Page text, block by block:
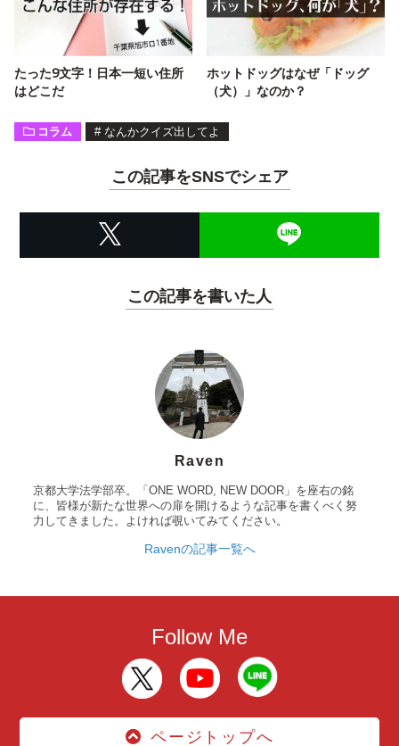
たった9文字！日本一短い住所
はどこだ
ホットドッグはなぜ「ドッグ
（犬）」なのか？
コラム # なんかクイズ出してよ
この記事をSNSでシェア
この記事を書いた人
Raven
京都大学法学部卒。「ONE WORD, NEW DOOR」を座右の銘
に、皆様が新たな世界への扉を開けるような記事を書くべく努
力してきました。よければ覗いてみてください。
Ravenの記事一覧へ
Follow Me
ページトップへ